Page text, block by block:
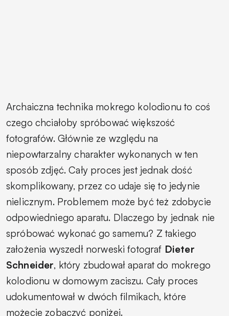
Archaiczna technika mokrego kolodionu to coś
czego chciałoby spróbować większość
fotografów. Głównie ze względu na
niepowtarzalny charakter wykonanych w ten
sposób zdjęć. Cały proces jest jednak dość
skomplikowany, przez co udaje się to jedynie
nielicznym. Problemem może być też zdobycie
odpowiedniego aparatu. Dlaczego by jednak nie
spróbować wykonać go samemu? Z takiego
założenia wyszedł norweski fotograf Dieter
Schneider, który zbudował aparat do mokrego
kolodionu w domowym zaciszu. Cały proces
udokumentował w dwóch filmikach, które
możecie zobaczyć poniżej.